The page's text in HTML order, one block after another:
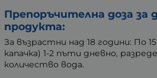
Препоръчителна доза за
продукта:
За възрастни над 18 години: По
капачка) 1-2 пъти дневно,
количество вода.